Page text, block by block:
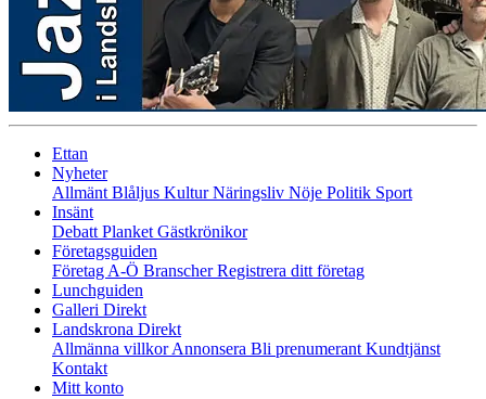
Ettan
Nyheter
Allmänt Blåljus KulturNäringsliv Nöje Politik Sport
Insänt
Debatt Planket Gästkrönikor
Företagsguiden
Företag A-Ö BranscherRegistrera ditt företag
Lunchguiden
Galleri Direkt
Landskrona Direkt
Allmänna villkorAnnonsera Bli prenumerant Kundtjänst
Kontakt
Mitt konto